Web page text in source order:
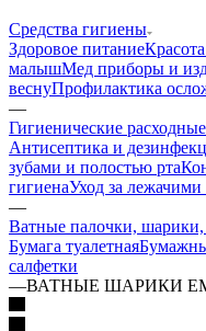
Средства гигиены
Здоровое питание
малышМед приборы и
веснуПрофилактика
—
Гигиенические
Антисептика и
зубами и полостью рта
гигиенаУход за
—
Ватные палочки, шарики,
Бумага туалетная
салфетки
—ВАТНЫЕ ШАРИКИ